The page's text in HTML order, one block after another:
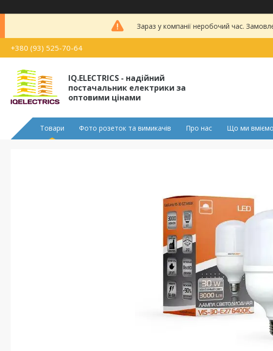
Зараз у компанії неробочий час.
+380 (93) 525-70-64
IQ.ELECTRICS - надійний
постачальник електрики за
оптовими цінами
Товари Фото розеток та вимикачів Про нас Що ми вміємо